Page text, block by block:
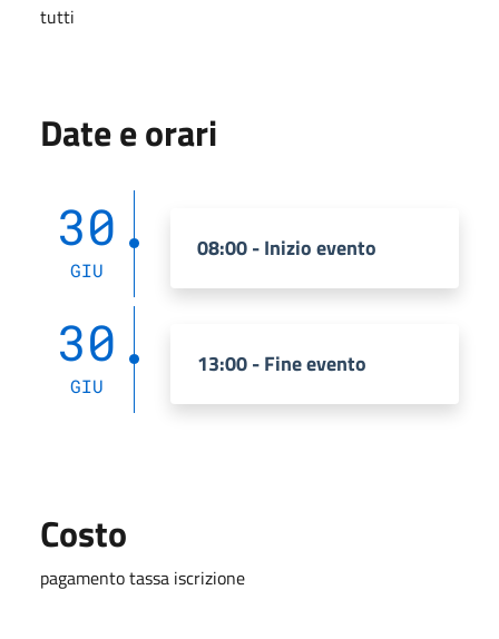
tutti
Date e orari
30
GIU
08:00 - Inizio evento
30
GIU
13:00 - Fine evento
Costo
pagamento tassa iscrizione